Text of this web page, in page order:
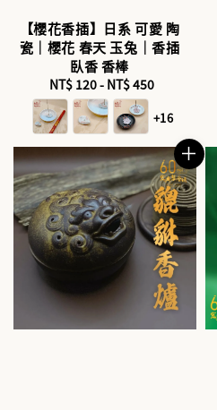
【櫻花香插】日系 可愛 陶
瓷｜櫻花 春天 玉兔｜香插
臥香 香棒
Regular
price
NT$ 120- NT$ 450
+16